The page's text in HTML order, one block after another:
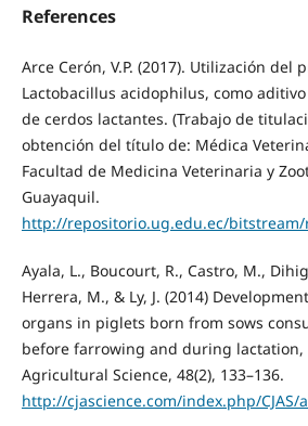
References
Arce Cerón, V.P. (2017). Utilización del
Lactobacillus acidophilus, como
de cerdos lactantes. (Trabajo de
obtención del título de: Médica
Facultad de Medicina Veterinaria y
Guayaquil.
http://repositorio.ug.edu.ec/bitstream/
Ayala, L., Boucourt, R., Castro, M.,
Herrera, M., & Ly, J. (2014)
organs in piglets born from sows
before farrowing and during lactation,
Agricultural Science, 48(2), 133–136.
http://cjascience.com/index.php/CJAS/